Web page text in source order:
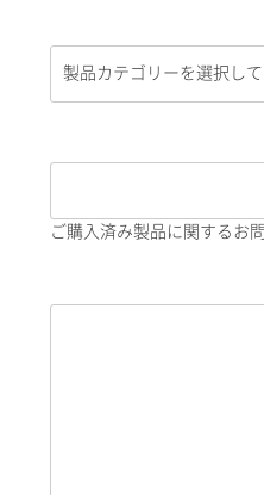
ご購入済み製品に関するお